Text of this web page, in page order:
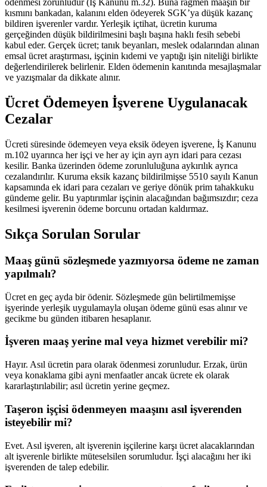
ödenmesi zorunludur (İş Kanunu m.32). Buna rağmen maaşın bir
kısmını bankadan, kalanını elden ödeyerek SGK’ya düşük kazanç
bildiren işverenler vardır. Yerleşik içtihat, ücretin kuruma
gerçeğinden düşük bildirilmesini başlı başına haklı fesih sebebi
kabul eder. Gerçek ücret; tanık beyanları, meslek odalarından alınan
emsal ücret araştırması, işçinin kıdemi ve yaptığı işin niteliği birlikte
değerlendirilerek belirlenir. Elden ödemenin kanıtında mesajlaşmalar
ve yazışmalar da dikkate alınır.
Ücret Ödemeyen İşverene Uygulanacak
Cezalar
Ücreti süresinde ödemeyen veya eksik ödeyen işverene, İş Kanunu
m.102 uyarınca her işçi ve her ay için ayrı ayrı idari para cezası
kesilir. Banka üzerinden ödeme zorunluluğuna aykırılık ayrıca
cezalandırılır. Kuruma eksik kazanç bildirilmişse 5510 sayılı Kanun
kapsamında ek idari para cezaları ve geriye dönük prim tahakkuku
gündeme gelir. Bu yaptırımlar işçinin alacağından bağımsızdır; ceza
kesilmesi işverenin ödeme borcunu ortadan kaldırmaz.
Sıkça Sorulan Sorular
Maaş günü sözleşmede yazmıyorsa ödeme ne zaman
yapılmalı?
Ücret en geç ayda bir ödenir. Sözleşmede gün belirtilmemişse
işyerinde yerleşik uygulamayla oluşan ödeme günü esas alınır ve
gecikme bu günden itibaren hesaplanır.
İşveren maaş yerine mal veya hizmet verebilir mi?
Hayır. Asıl ücretin para olarak ödenmesi zorunludur. Erzak, ürün
veya konaklama gibi ayni menfaatler ancak ücrete ek olarak
kararlaştırılabilir; asıl ücretin yerine geçmez.
Taşeron işçisi ödenmeyen maaşını asıl işverenden
isteyebilir mi?
Evet. Asıl işveren, alt işverenin işçilerine karşı ücret alacaklarından
alt işverenle birlikte müteselsilen sorumludur. İşçi alacağını her iki
işverenden de talep edebilir.